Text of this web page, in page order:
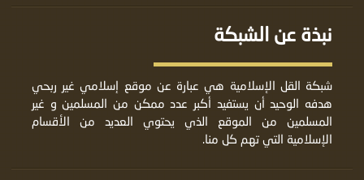
نبذة عن الشبكة
شبكة القل الإسلامية هي عبارة عن موقع إسلامي غير ربحي
هدفه الوحيد أن يستفيد أكبر عدد ممكن من المسلمين و غير
المسلمين من الموقع الذي يحتوي العديد من الأقسام
الإسلامية التي تهم كل منا.